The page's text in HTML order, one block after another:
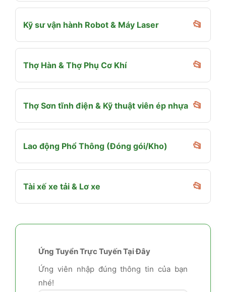
Kỹ sư vận hành Robot & Máy Laser
Thợ Hàn & Thợ Phụ Cơ Khí
Thợ Sơn tĩnh điện & Kỹ thuật viên ép nhựa
Lao động Phổ Thông (Đóng gói/Kho)
Tài xế xe tải & Lơ xe
Ứng Tuyển Trực Tuyến Tại Đây
Ứng viên nhập đúng thông tin của bạn
nhé!